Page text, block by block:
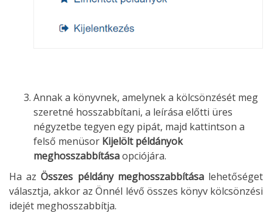
Annak a könyvnek, amelynek a kölcsönzését meg
szeretné hosszabbítani, a leírása előtti üres
négyzetbe tegyen egy pipát, majd kattintson a
felső menüsor Kijelölt példányok
meghosszabbításaopciójára.
Ha azÖsszes példány meghosszabbításalehetőséget
választja, akkor az Önnél lévő összes könyv kölcsönzési
idejét meghosszabbítja.